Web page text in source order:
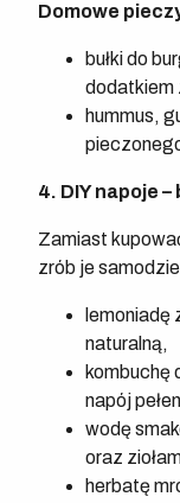
Domowe
bułki do
dodatkiem
hummus,
4. DIY napoje
Zamiast
zrób je
lemoniadę
naturalną,
kombuchę
napój
wodę
oraz
herbatę